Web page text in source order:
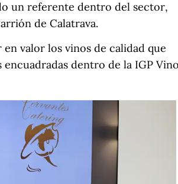
un referente dentro del sector,
de Calatrava.
valor los vinos de calidad que
dentro de la IGP